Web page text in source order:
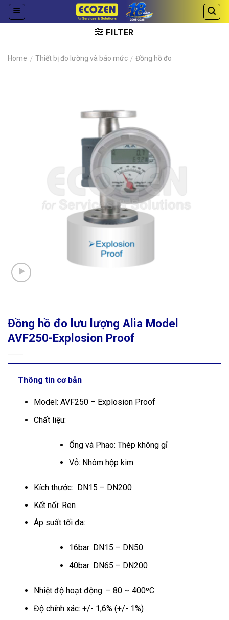
Skip
FILTER
Home / Thiết bị đo lường và báo mức / Đồng hồ đo
Đồng hồ đo lưu lượng Alia Model
AVF250-Explosion Proof
Thông tin cơ bản
Model: AVF250 – Explosion Proof
Chất liệu:
Ống và Phao: Thép không gỉ
Vỏ: Nhôm hộp kim
Kích thước: DN15 – DN200
Kết nối: Ren
Áp suất tối đa:
16bar: DN15 – DN50
40bar: DN65 – DN200
Nhiệt độ hoạt động: – 80 ~ 400ºC
Độ chính xác: +/- 1,6% (+/- 1%)